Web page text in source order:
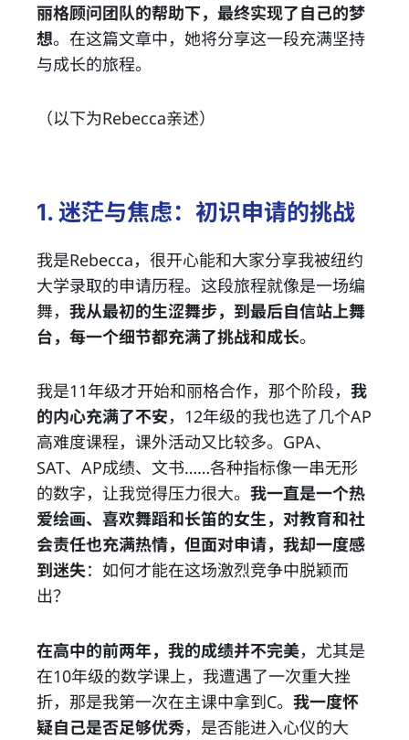
丽格顾问团队的帮助下，最终实现了自己的梦
想。在这篇文章中，她将分享这一段充满坚持
与成长的旅程。
（以下为Rebecca亲述）
1. 迷茫与焦虑：初识申请的挑战
我是Rebecca，很开心能和大家分享我被纽约
大学录取的申请历程。这段旅程就像是一场编
舞， 我从最初的生涩舞步，到最后自信站上舞
台，每一个细节都充满了挑战和成长。
我是11年级才开始和丽格合作，那个阶段， 我
的内心充满了不安，12年级的我也选了几个AP
高难度课程，课外活动又比较多。GPA、
SAT、AP成绩、文书……各种指标像一串无形
的数字，让我觉得压力很大。 我一直是一个热
爱绘画、喜欢舞蹈和长笛的女生，对教育和社
会责任也充满热情，但面对申请，我却一度感
到迷失：如何才能在这场激烈竞争中脱颖而
出？
在高中的前两年，我的成绩并不完美，尤其是
在10年级的数学课上，我遭遇了一次重大挫
折，那是我第一次在主课中拿到C。 我一度怀
疑自己是否足够优秀，是否能进入心仪的大